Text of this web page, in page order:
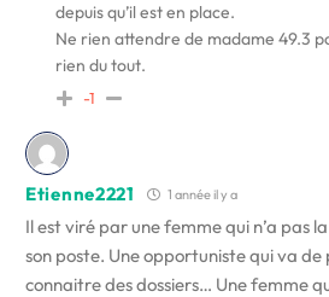
depuis qu’il est en place.
Ne rien attendre de madame 49.3
rien du tout.
-1
Etienne2221 1 année il y a
Il est viré par une femme qui n’a pas
son poste. Une opportuniste qui va de
connaitre des dossiers… Une femme